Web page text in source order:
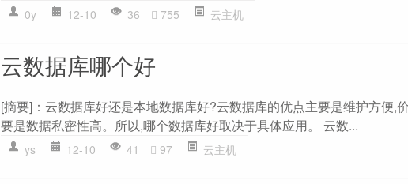
0y 12-10 36 755 云主机
云数据库哪个好
[摘要]：云数据库好还是本地数据库好?云数据库的优点主要是维护方便,
要是数据私密性高。所以,哪个数据库好取决于具体应用。 云数...
ys 12-10 41 97 云主机